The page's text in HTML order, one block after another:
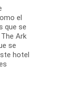
el
que se
Ark
se
hotel